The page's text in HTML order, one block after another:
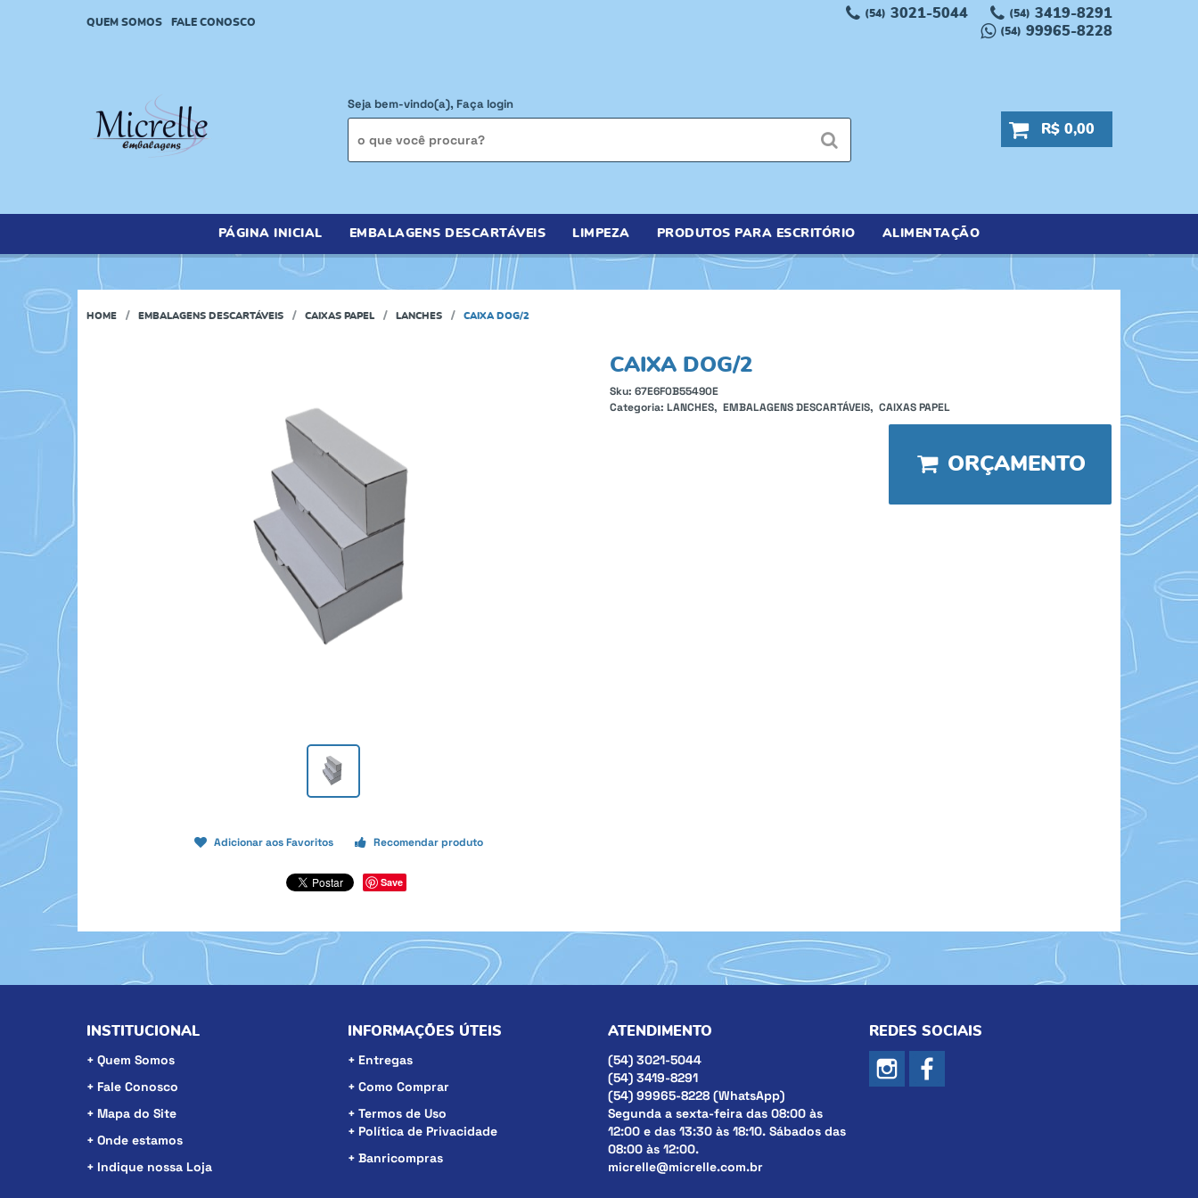
QUEM SOMOS FALE CONOSCO
(54) 3021-5044 (54) 3419-8291
(54) 99965-8228
Seja bem-vindo(a), Faça login
R$ 0,00
PÁGINA INICIAL EMBALAGENS DESCARTÁVEIS LIMPEZA PRODUTOS PARA ESCRITÓRIO ALIMENTAÇÃO
HOME EMBALAGENS DESCARTÁVEIS CAIXAS PAPEL LANCHES CAIXA DOG/2
Adicionar aos Favoritos Recomendar produto
Save
CAIXA DOG/2
Sku: 67E6F0B55490E
Categoria: LANCHES EMBALAGENS DESCARTÁVEIS CAIXAS PAPEL
ORÇAMENTO
INSTITUCIONAL
Quem Somos
Fale Conosco
Mapa do Site
Onde estamos
Indique nossa Loja
INFORMAÇÕES ÚTEIS
Entregas
Como Comprar
Termos de Uso
Política de Privacidade
Banricompras
ATENDIMENTO
(54) 3021-5044
(54) 3419-8291
(54) 99965-8228 (WhatsApp)
Segunda a sexta-feira das 08:00 às
12:00 e das 13:30 às 18:10. Sábados das
08:00 às 12:00.
micrelle@micrelle.com.br
REDES SOCIAIS